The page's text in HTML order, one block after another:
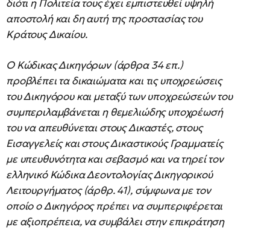
διότι η Πολιτεία τους έχει εμπιστευθεί υψηλή
αποστολή και δη αυτή της προστασίας του
Κράτους Δικαίου.
Ο Κώδικας Δικηγόρων (άρθρα 34 επ.)
προβλέπει τα δικαιώματα και τις υποχρεώσεις
του Δικηγόρου και μεταξύ των υποχρεώσεών του
συμπεριλαμβάνεται η θεμελιώδης υποχρέωσή
του να απευθύνεται στους Δικαστές, στους
Εισαγγελείς και στους Δικαστικούς Γραμματείς
με υπευθυνότητα και σεβασμό και να τηρεί τον
ελληνικό Κώδικα Δεοντολογίας Δικηγορικού
Λειτουργήματος (άρθρ. 41), σύμφωνα με τον
οποίο ο Δικηγόρος πρέπει να συμπεριφέρεται
με αξιοπρέπεια, να συμβάλει στην επικράτηση